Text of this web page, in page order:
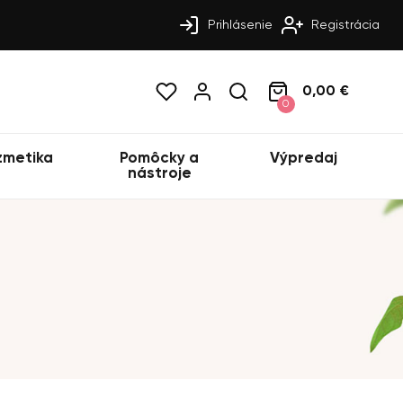
Prihlásenie Registrácia
0
0,00 €
Pomôcky a
nástroje
Výpredaj